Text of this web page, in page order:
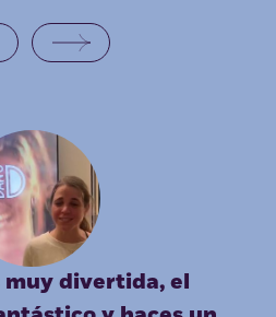
muy divertida, el